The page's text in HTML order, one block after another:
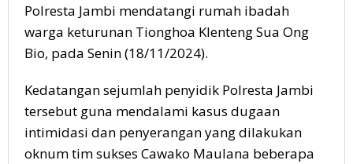
Polresta Jambi mendatangi rumah ibadah
warga keturunan Tionghoa Klenteng Sua Ong
Bio, pada Senin (18/11/2024).
Kedatangan sejumlah penyidik Polresta Jambi
tersebut guna mendalami kasus dugaan
intimidasi dan penyerangan yang dilakukan
oknum tim sukses Cawako Maulana beberapa